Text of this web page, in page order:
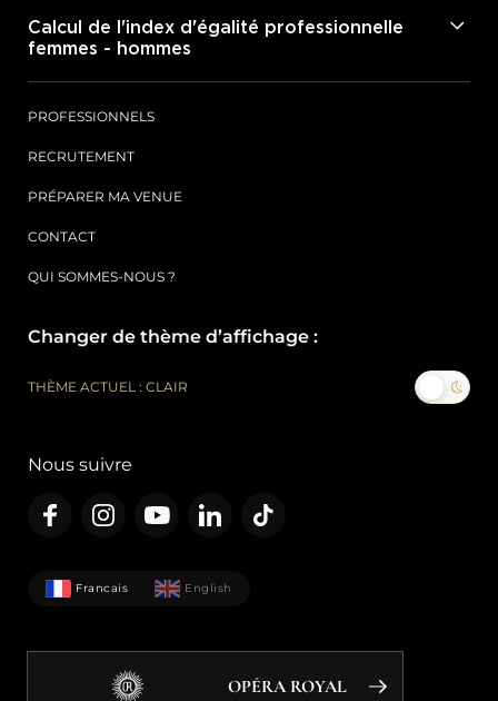
PROFESSIONNELS
RECRUTEMENT
PRÉPARER MA VENUE
CONTACT
QUI SOMMES-NOUS ?
Calcul de l'index d'égalité professionnelle
femmes - hommes
Changer de thème d’affichage :
THÈME ACTUEL : CLAIR
Nous suivre
Francais English
OPÉRA ROYAL